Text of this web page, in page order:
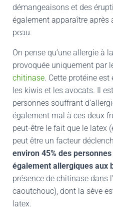
démangeaisons et des
également apparaître après
peau.
On pense qu’une allergie à
provoquée uniquement par
chitinase. Cette protéine
les kiwis et les avocats. Il
personnes souffrant
également mal à ces deux
peut-être le fait que le latex
peut être un facteur
environ 45% des
également allergiques aux
présence de chitinase dans
caoutchouc), dont la sève
latex.